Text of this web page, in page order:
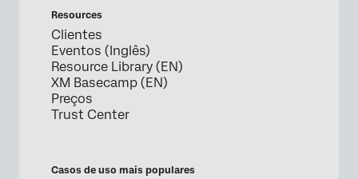
Resources
Clientes
Eventos (Inglês)
Resource Library (EN)
XM Basecamp (EN)
Preços
Trust Center
Casos de uso mais populares